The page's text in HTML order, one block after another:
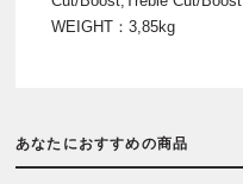
WEIGHT：3,85kg
あなたにおすすめの商品